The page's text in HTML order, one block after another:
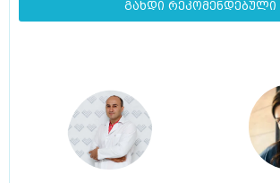
გახდი რეკომენდებული